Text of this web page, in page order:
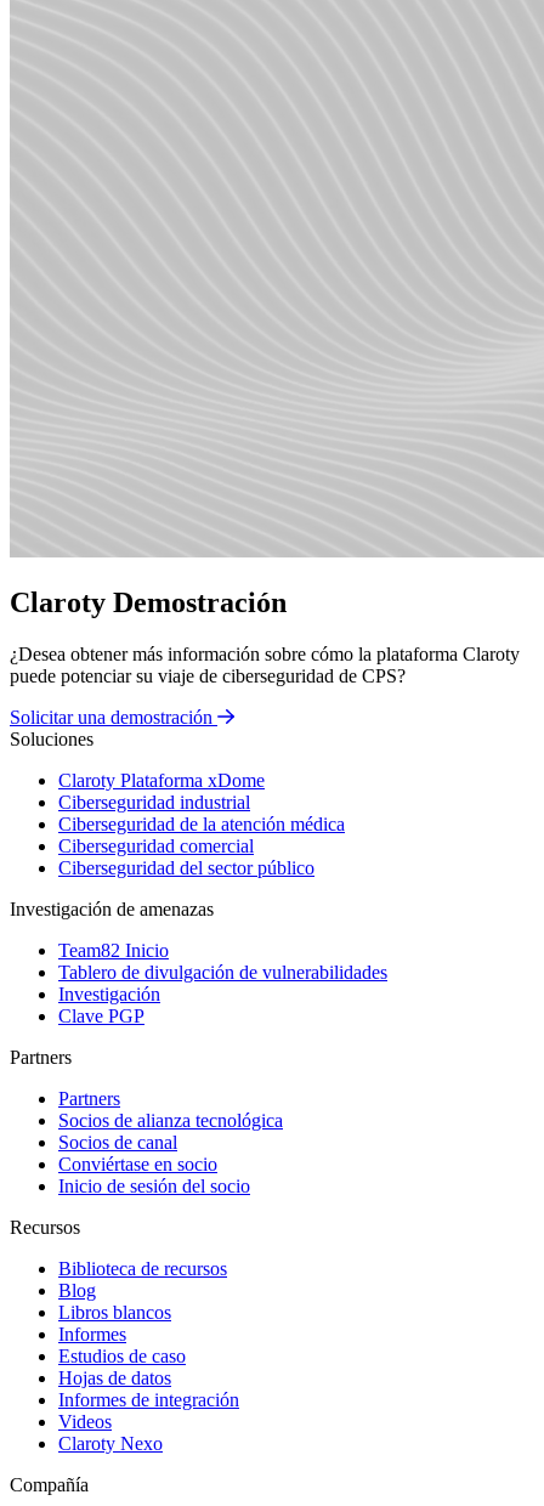
Claroty Demostración
¿Desea obtener más información sobre cómo la plataforma Claroty
puede potenciar su viaje de ciberseguridad de CPS?
Solicitar una demostración
Soluciones
Claroty Plataforma xDome
Ciberseguridad industrial
Ciberseguridad de la atención médica
Ciberseguridad comercial
Ciberseguridad del sector público
Investigación de amenazas
Team82 Inicio
Tablero de divulgación de vulnerabilidades
Investigación
Clave PGP
Partners
Partners
Socios de alianza tecnológica
Socios de canal
Conviértase en socio
Inicio de sesión del socio
Recursos
Biblioteca de recursos
Blog
Libros blancos
Informes
Estudios de caso
Hojas de datos
Informes de integración
Videos
Claroty Nexo
Compañía